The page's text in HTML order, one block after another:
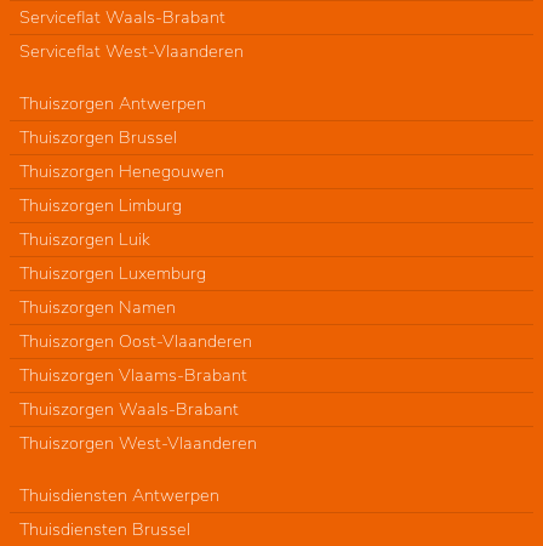
Serviceflat Waals-Brabant
Serviceflat West-Vlaanderen
Thuiszorgen Antwerpen
Thuiszorgen Brussel
Thuiszorgen Henegouwen
Thuiszorgen Limburg
Thuiszorgen Luik
Thuiszorgen Luxemburg
Thuiszorgen Namen
Thuiszorgen Oost-Vlaanderen
Thuiszorgen Vlaams-Brabant
Thuiszorgen Waals-Brabant
Thuiszorgen West-Vlaanderen
Thuisdiensten Antwerpen
Thuisdiensten Brussel